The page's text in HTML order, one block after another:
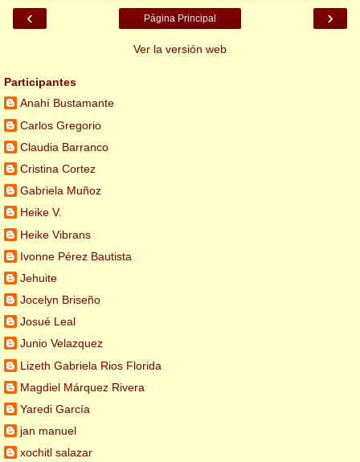
‹ ›
Página Principal
Ver la versión web
Participantes
Anahí Bustamante
Carlos Gregorio
Claudia Barranco
Cristina Cortez
Gabriela Muñoz
Heike V.
Heike Vibrans
Ivonne Pérez Bautista
Jehuite
Jocelyn Briseño
Josué Leal
Junio Velazquez
Lizeth Gabriela Rios Florida
Magdiel Márquez Rivera
Yaredi García
jan manuel
xochitl salazar